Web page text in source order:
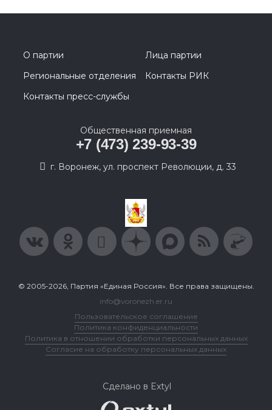
О партии
Лица партии
Региональные отделения
Контакты РИК
Контакты пресс-службы
Общественная приемная
+7 (473) 239-93-39
г. Воронеж, ул. проспект Революции, д. 33
© 2005-2026, Партия «Единая Россия». Все права защищены.
info@voronezh.er.ru
Пользовательское соглашение
Политика конфиденциальности
Политика в отношении обработки персональных данных
Согласие на обработку персональных данных
Сделано в Extyl